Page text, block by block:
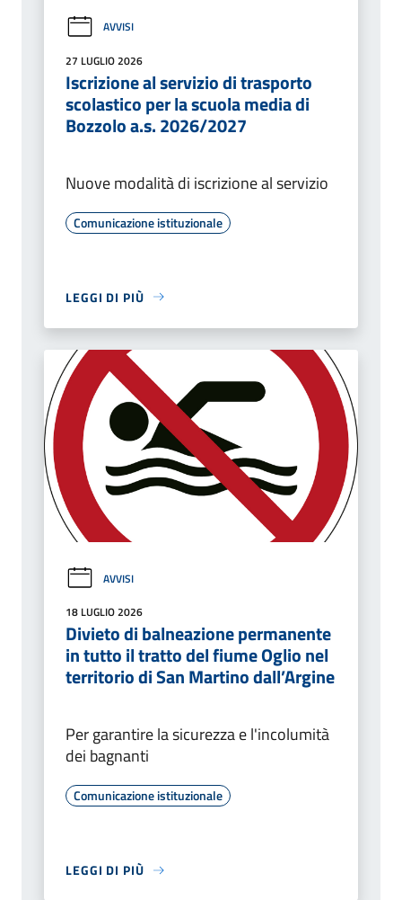
AVVISI
27 LUGLIO 2026
Iscrizione al servizio di trasporto
scolastico per la scuola media di
Bozzolo a.s. 2026/2027
Nuove modalità di iscrizione al servizio
Comunicazione istituzionale
LEGGI DI PIÙ
AVVISI
18 LUGLIO 2026
Divieto di balneazione permanente
in tutto il tratto del fiume Oglio nel
territorio di San Martino dall’Argine
Per garantire la sicurezza e l'incolumità
dei bagnanti
Comunicazione istituzionale
LEGGI DI PIÙ